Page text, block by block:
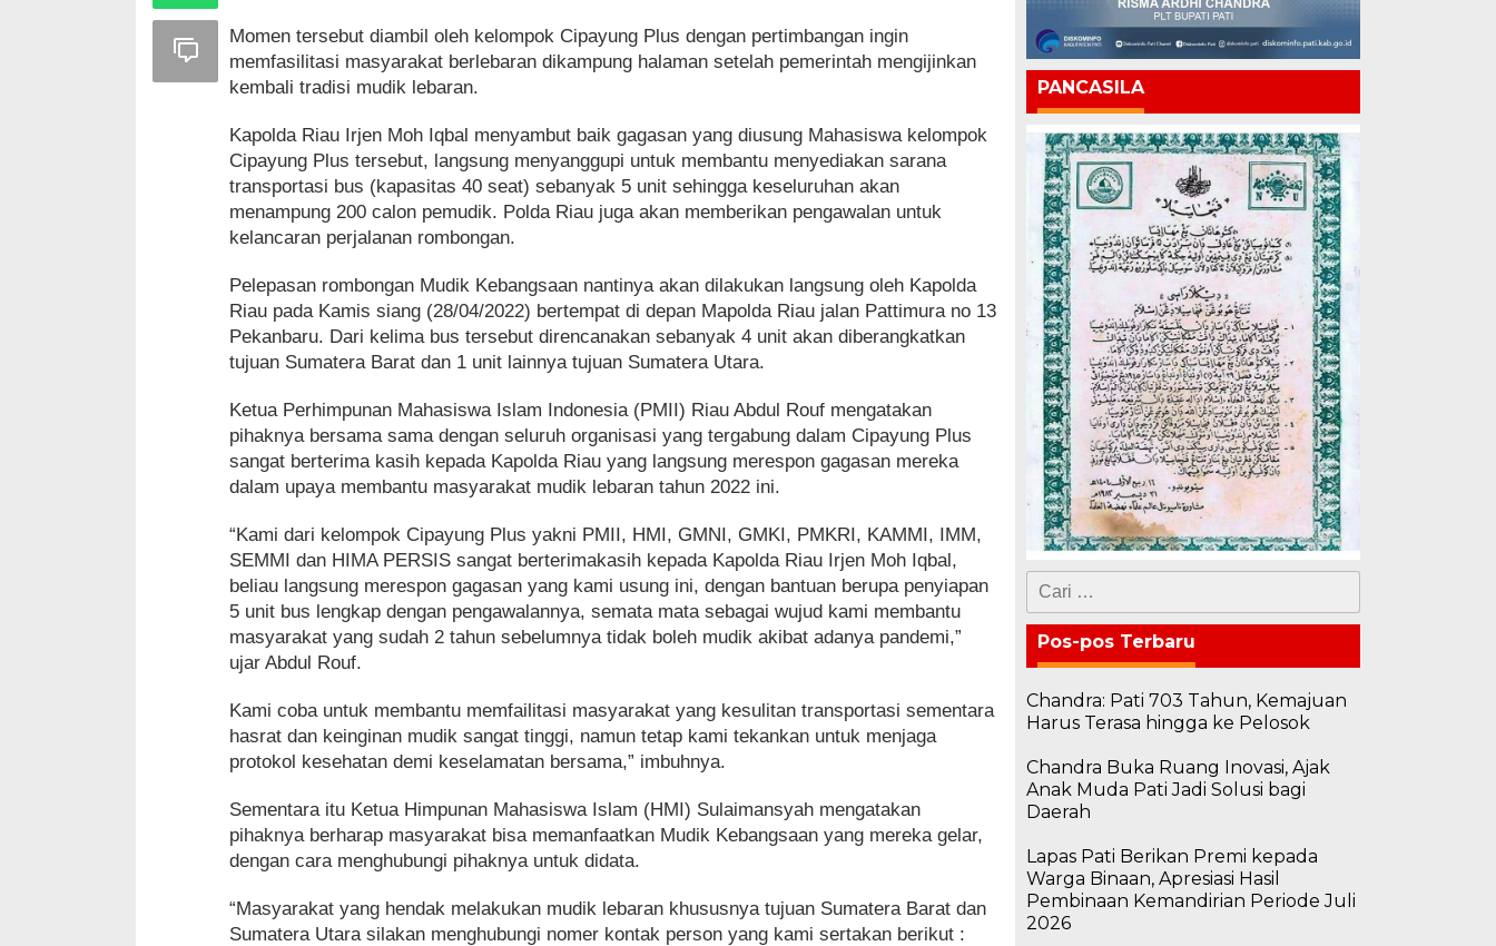
Momen tersebut diambil oleh kelompok Cipayung Plus dengan pertimbangan ingin
memfasilitasi masyarakat berlebaran dikampung halaman setelah pemerintah mengijinkan
kembali tradisi mudik lebaran.
Kapolda Riau Irjen Moh Iqbal menyambut baik gagasan yang diusung Mahasiswa kelompok
Cipayung Plus tersebut, langsung menyanggupi untuk membantu menyediakan sarana
transportasi bus (kapasitas 40 seat) sebanyak 5 unit sehingga keseluruhan akan
menampung 200 calon pemudik. Polda Riau juga akan memberikan pengawalan untuk
kelancaran perjalanan rombongan.
Pelepasan rombongan Mudik Kebangsaan nantinya akan dilakukan langsung oleh Kapolda
Riau pada Kamis siang (28/04/2022) bertempat di depan Mapolda Riau jalan Pattimura no 13
Pekanbaru. Dari kelima bus tersebut direncanakan sebanyak 4 unit akan diberangkatkan
tujuan Sumatera Barat dan 1 unit lainnya tujuan Sumatera Utara.
Ketua Perhimpunan Mahasiswa Islam Indonesia (PMII) Riau Abdul Rouf mengatakan
pihaknya bersama sama dengan seluruh organisasi yang tergabung dalam Cipayung Plus
sangat berterima kasih kepada Kapolda Riau yang langsung merespon gagasan mereka
dalam upaya membantu masyarakat mudik lebaran tahun 2022 ini.
“Kami dari kelompok Cipayung Plus yakni PMII, HMI, GMNI, GMKI, PMKRI, KAMMI, IMM,
SEMMI dan HIMA PERSIS sangat berterimakasih kepada Kapolda Riau Irjen Moh Iqbal,
beliau langsung merespon gagasan yang kami usung ini, dengan bantuan berupa penyiapan
5 unit bus lengkap dengan pengawalannya, semata mata sebagai wujud kami membantu
masyarakat yang sudah 2 tahun sebelumnya tidak boleh mudik akibat adanya pandemi,”
ujar Abdul Rouf.
Kami coba untuk membantu memfailitasi masyarakat yang kesulitan transportasi sementara
hasrat dan keinginan mudik sangat tinggi, namun tetap kami tekankan untuk menjaga
protokol kesehatan demi keselamatan bersama,” imbuhnya.
Sementara itu Ketua Himpunan Mahasiswa Islam (HMI) Sulaimansyah mengatakan
pihaknya berharap masyarakat bisa memanfaatkan Mudik Kebangsaan yang mereka gelar,
dengan cara menghubungi pihaknya untuk didata.
“Masyarakat yang hendak melakukan mudik lebaran khususnya tujuan Sumatera Barat dan
Sumatera Utara silakan menghubungi nomer kontak person yang kami sertakan berikut :
PANCASILA
Cari
untuk:
Pos-pos Terbaru
Chandra: Pati 703 Tahun, Kemajuan
Harus Terasa hingga ke Pelosok
Chandra Buka Ruang Inovasi, Ajak
Anak Muda Pati Jadi Solusi bagi
Daerah
Lapas Pati Berikan Premi kepada
Warga Binaan, Apresiasi Hasil
Pembinaan Kemandirian Periode Juli
2026